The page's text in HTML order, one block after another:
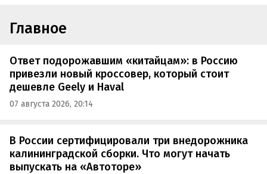
Главное
Ответ подорожавшим «китайцам»: в Россию
привезли новый кроссовер, который стоит
дешевле Geely и Haval
07 августа 2026, 20:14
В России сертифицировали три внедорожника
калининградской сборки. Что могут начать
выпускать на «Автоторе»